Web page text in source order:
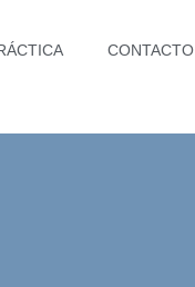
CONTACTO